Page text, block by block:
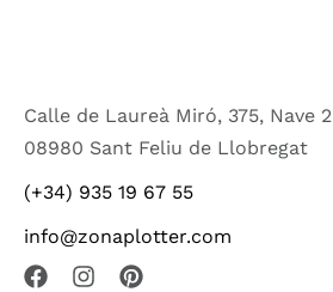
Calle de Laureà Miró, 375, Nave 2
08980 Sant Feliu de Llobregat
(+34) 935 19 67 55
info@zonaplotter.com